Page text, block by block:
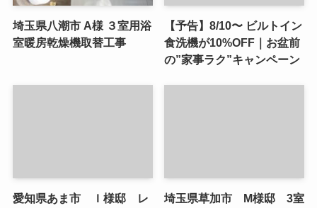
埼玉県八潮市 A様 ３室用浴
室暖房乾燥機取替工事
【予告】8/10〜 ビルトイン
食洗機が10%OFF｜お盆前
の”家事ラク”キャンペーン
愛知県あま市 Ｉ様邸 レ
埼玉県草加市 M様邸 3室